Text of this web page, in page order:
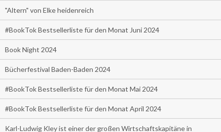
"Altern" von Elke heidenreich
#BookTok Bestsellerliste für den Monat Juni 2024
Book Night 2024
Bücherfestival Baden-Baden 2024
#BookTok Bestsellerliste für den Monat Mai 2024
#BookTok Bestsellerliste für den Monat April 2024
Karl-Ludwig Kley ist einer der großen Wirtschaftskapitäne in